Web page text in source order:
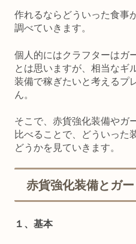
作れるならどういった食事
調べていきます。
個人的にはクラフターはガ
とは思いますが、相当なギ
装備で稼ぎたいと考えるプ
ん。
そこで、赤貨強化装備やガ
比べることで、どういった
どうかを見ていきます。
赤貨強化装備とガ
１、基本